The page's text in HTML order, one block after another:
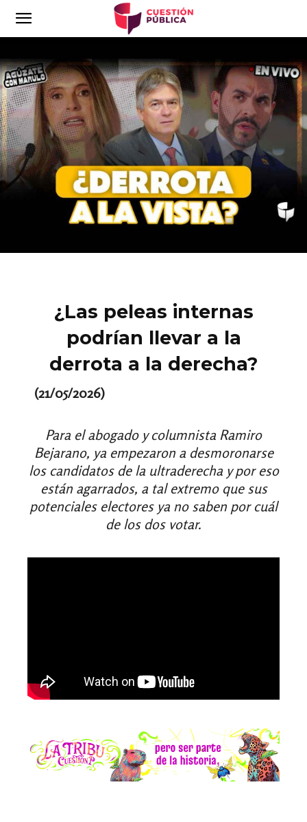
¿Las peleas internas
podrían llevar a la
derrota a la derecha?
(21/05/2026)
Para el abogado y columnista Ramiro
Bejarano, ya empezaron a desmoronarse
los candidatos de la ultraderecha y por eso
están agarrados, a tal extremo que sus
potenciales electores ya no saben por cuál
de los dos votar.